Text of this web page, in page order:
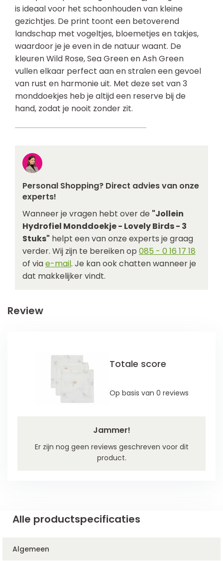
is ideaal voor het schoonhouden van kleine
gezichtjes. De print toont een betoverend
landschap met vogeltjes, bloemetjes en takjes,
waardoor je je even in de natuur waant. De
kleuren Wild Rose, Sea Green en Ash Green
vullen elkaar perfect aan en stralen een gevoel
van rust en harmonie uit. Met deze set van 3
monddoekjes heb je altijd een reserve bij de
hand, zodat je nooit zonder zit.
Personal Shopping? Direct advies van onze
experts!
Wanneer je vragen hebt over de "Jollein
Hydrofiel Monddoekje - Lovely Birds - 3
Stuks" helpt een van onze experts je graag
verder. Wij zijn te bereiken op 085 - 0 16 17 18
of viae-mail. Je kan ook chatten wanneer je
dat makkelijker vindt.
Review
Jammer!
Er zijn nog geen reviews geschreven voor dit
product.
Totale score
Op basis van 0 reviews
Alle productspecificaties
Algemeen